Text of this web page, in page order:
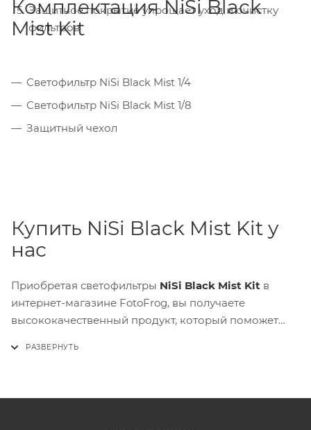
Защитное покрытие упрощает уход и очистку
фильтров
Комплектация NiSi Black
Mist Kit
Светофильтр NiSi Black Mist 1/4
Светофильтр NiSi Black Mist 1/8
Защитный чехол
Купить NiSi Black Mist Kit у
нас
Приобретая светофильтры NiSi Black Mist Kit в
интернет-магазине FotoFrog, вы получаете
высококачественный продукт, который поможет